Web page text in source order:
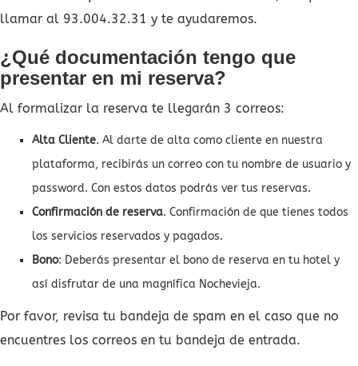
llamar al 93.004.32.31 y te ayudaremos.
¿Qué documentación tengo que
presentar en mi reserva?
Al formalizar la reserva te llegarán 3 correos:
Alta Cliente. Al darte de alta como cliente en nuestra
plataforma, recibirás un correo con tu nombre de usuario y
password. Con estos datos podrás ver tus reservas.
Confirmación de reserva. Confirmación de que tienes todos
los servicios reservados y pagados.
Bono: Deberás presentar el bono de reserva en tu hotel y
así disfrutar de una magnífica Nochevieja.
Por favor, revisa tu bandeja de spam en el caso que no
encuentres los correos en tu bandeja de entrada.